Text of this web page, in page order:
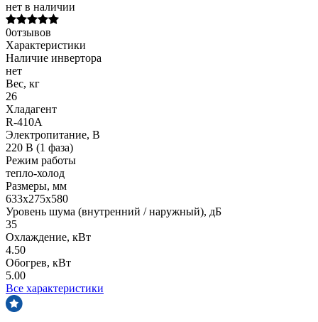
нет в наличии
0отзывов
Характеристики
Наличие инвертора
нет
Вес, кг
26
Хладагент
R-410A
Электропитание, В
220 В (1 фаза)
Режим работы
тепло-холод
Размеры, мм
633х275х580
Уровень шума (внутренний / наружный), дБ
35
Охлаждение, кВт
4.50
Обогрев, кВт
5.00
Все характеристики